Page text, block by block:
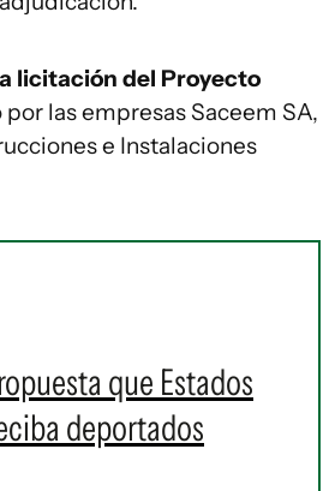
licitación del Proyecto
las empresas Saceem SA,
e Instalaciones
que Estados
deportados